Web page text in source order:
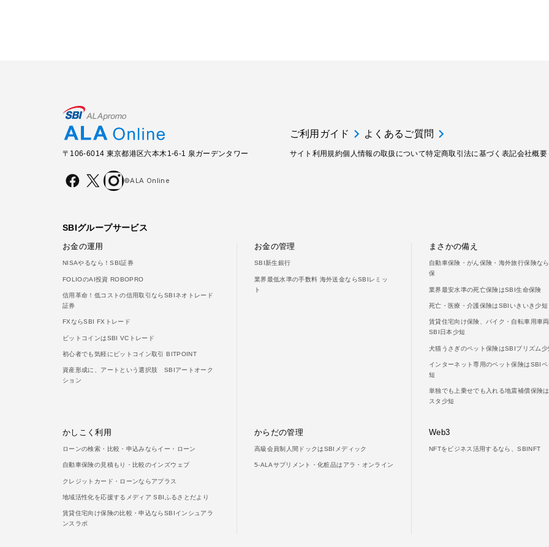
〒106-6014 東京都港区六本木1-6-1 泉ガーデンタワー
ご利用ガイド よくあるご質問
サイト利用規約個人情報の取扱について特定商取引法に基づく表記会社概要
©ALA Online
SBIグループサービス
お金の運用
NISAやるなら！SBI証券
FOLIOのAI投資 ROBOPRO
信用革命！低コストの信用取引ならSBIネオトレード
証券
FXならSBI FXトレード
ビットコインはSBI VCトレード
初心者でも気軽にビットコイン取引 BITPOINT
資産形成に、アートという選択肢 SBIアートオーク
ション
お金の管理
SBI新生銀行
業界最低水準の手数料 海外送金ならSBIレミッ
ト
まさかの備え
自動車保険・がん保険・海外旅行保険な
保
業界最安水準の死亡保険はSBI生命保険
死亡・医療・介護保険はSBIいきいき少短
賃貸住宅向け保険、バイク・自転車用車
SBI日本少短
犬猫うさぎのペット保険はSBIプリズム少
インターネット専用のペット保険はSBIペ
短
単独でも上乗せでも入れる地震補償保険
スタ少短
かしこく利用
ローンの検索・比較・申込みならイー・ローン
自動車保険の見積もり・比較のインズウェブ
クレジットカード・ローンならアプラス
地域活性化を応援するメディア SBIふるさとだより
賃貸住宅向け保険の比較・申込ならSBIインシュアラ
ンスラボ
からだの管理
高級会員制人間ドックはSBIメディック
5-ALAサプリメント・化粧品はアラ・オンライン
Web3
NFTをビジネス活用するなら、SBINFT